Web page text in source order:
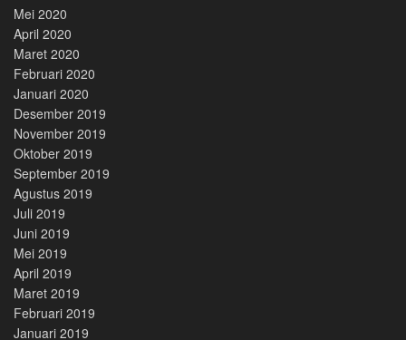
Mei 2020
April 2020
Maret 2020
Februari 2020
Januari 2020
Desember 2019
November 2019
Oktober 2019
September 2019
Agustus 2019
Juli 2019
Juni 2019
Mei 2019
April 2019
Maret 2019
Februari 2019
Januari 2019